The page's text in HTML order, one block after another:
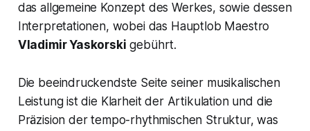
das allgemeine Konzept des Werkes, sowie dessen
Interpretationen, wobei das Hauptlob Maestro
Vladimir Yaskorski gebührt.
Die beeindruckendste Seite seiner musikalischen
Leistung ist die Klarheit der Artikulation und die
Präzision der tempo-rhythmischen Struktur, was